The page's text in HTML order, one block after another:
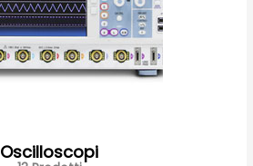
Oscilloscopi